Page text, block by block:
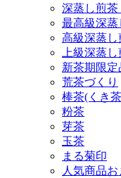
深蒸し煎
最高級深蒸
高級深蒸し
上級深蒸
新茶期限定
荒茶づくり
棒茶(くき
粉茶
芽茶
玉茶
まる菊印
人気商品